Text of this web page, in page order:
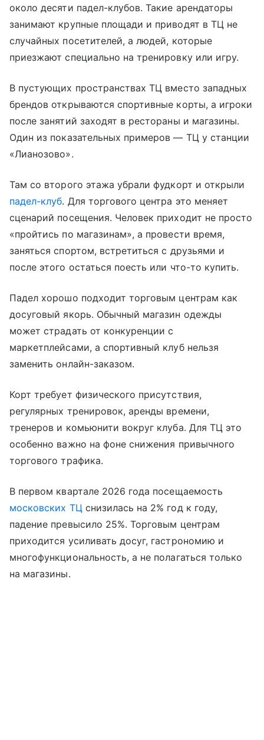
около десяти падел-клубов. Такие арендаторы
занимают крупные площади и приводят в ТЦ не
случайных посетителей, а людей, которые
приезжают специально на тренировку или игру.
В пустующих пространствах ТЦ вместо западных
брендов открываются спортивные корты, а игроки
после занятий заходят в рестораны и магазины.
Один из показательных примеров — ТЦ у станции
«Лианозово».
Там со второго этажа убрали фудкорт и открыли
падел-клуб. Для торгового центра это меняет
сценарий посещения. Человек приходит не просто
«пройтись по магазинам», а провести время,
заняться спортом, встретиться с друзьями и
после этого остаться поесть или что-то купить.
Падел хорошо подходит торговым центрам как
досуговый якорь. Обычный магазин одежды
может страдать от конкуренции с
маркетплейсами, а спортивный клуб нельзя
заменить онлайн-заказом.
Корт требует физического присутствия,
регулярных тренировок, аренды времени,
тренеров и комьюнити вокруг клуба. Для ТЦ это
особенно важно на фоне снижения привычного
торгового трафика.
В первом квартале 2026 года посещаемость
московских ТЦ снизилась на 2% год к году,
падение превысило 25%. Торговым центрам
приходится усиливать досуг, гастрономию и
многофункциональность, а не полагаться только
на магазины.